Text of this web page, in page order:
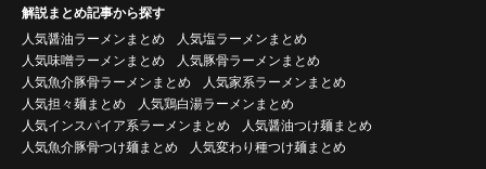
解説まとめ記事から探す
人気醤油ラーメンまとめ
人気塩ラーメンまとめ
人気味噌ラーメンまとめ
人気豚骨ラーメンまとめ
人気魚介豚骨ラーメンまとめ
人気家系ラーメンまとめ
人気担々麺まとめ
人気鶏白湯ラーメンまとめ
人気インスパイア系ラーメンまとめ
人気醤油つけ麺まとめ
人気魚介豚骨つけ麺まとめ
人気変わり種つけ麺まとめ